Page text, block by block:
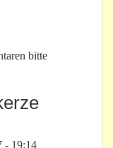
Grand-Prix“
bitte
- 19:14